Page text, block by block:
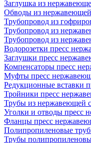
Заглушка из
Обводы из нержавеющей
Трубопровод из
Трубопровод из
Трубопровод из
Водорозетки пресс
Заглушки пресс
Компенсаторы пресс
Муфты пресс
Редукционные вставки
Тройники пресс
Трубы из нержавеющей
Уголки и отводы пресс
Фланцы пресс
Полипропиленовые
Трубы